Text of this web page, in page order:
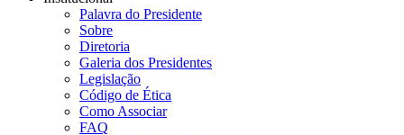
Palavra do Presidente
Sobre
Diretoria
Galeria dos Presidentes
Legislação
Código de Ética
Como Associar
FAQ